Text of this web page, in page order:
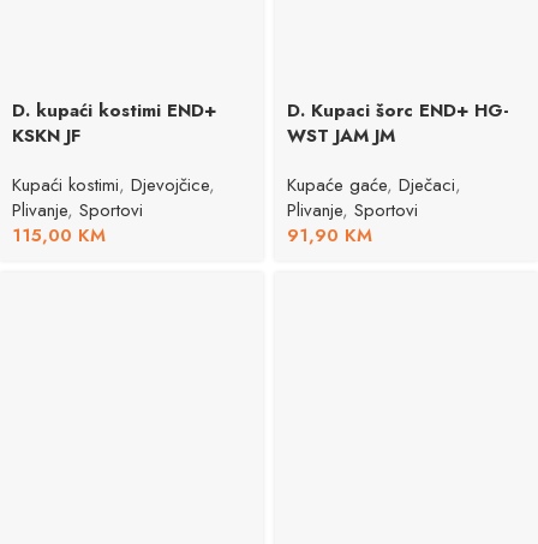
D. kupaći kostimi END+
KSKN JF
Kupaći kostimi, Djevojčice,
Plivanje, Sportovi
115,00 KM
D. Kupaci šorc END+ HG-
WST JAM JM
Kupaće gaće, Dječaci,
Plivanje, Sportovi
91,90 KM